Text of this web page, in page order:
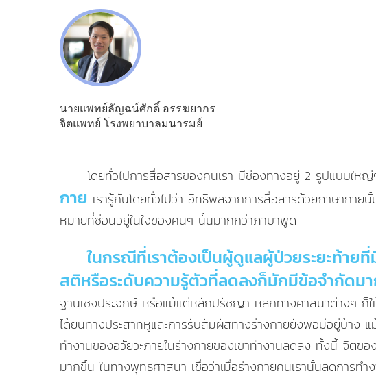
นายแพทย์ลัญฉน์ศักดิ์ อรรฆยากร
จิตแพทย์ โรงพยาบาลมนารมย์
โดยทั่วไปการสื่อสารของคนเรา มีช่องทางอยู่ 2 รูปแบบให
กาย เรารู้กันโดยทั่วไปว่า อิทธิพลจากการสื่อสารด้วยภาษาก
หมายที่ซ่อนอยู่ในใจของคนๆ นั้นมากกว่าภาษาพูด
ในกรณีที่เราต้องเป็นผู้ดูแลผู้ป่วยระยะท้าย
สติหรือระดับความรู้ตัวที่ลดลงก็มักมีข้อจำกัดมา
ฐานเชิงประจักษ์ หรือแม้แต่หลักปรัชญา หลักทางศาสนาต่างๆ ก็ใ
ได้ยินทางประสาทหูและการรับสัมผัสทางร่างกายยังพอมีอยู่บ้าง
ทำงานของอวัยวะภายในร่างกายของเขาทำงานลดลง ทั้งนี้ จิตข
มากขึ้น ในทางพุทธศาสนา เชื่อว่าเมื่อร่างกายคนเรานั้นลดการ